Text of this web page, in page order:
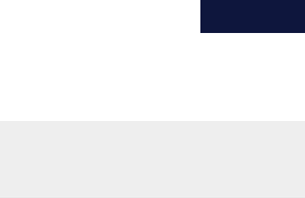
、電話・Ｅメールのいずれかの方法